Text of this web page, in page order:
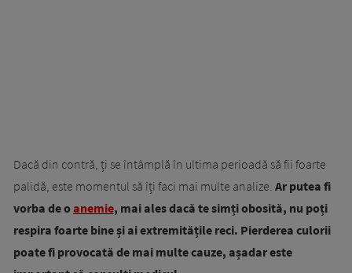
Dacă din contră, ți se întâmplă în ultima perioadă să fii foarte
palidă, este momentul să îți faci mai multe analize. Ar putea fi
vorba de oanemie, mai ales dacă te simți obosită, nu poți
respira foarte bine și ai extremitățile reci. Pierderea culorii
poate fi provocată de mai multe cauze, așadar este